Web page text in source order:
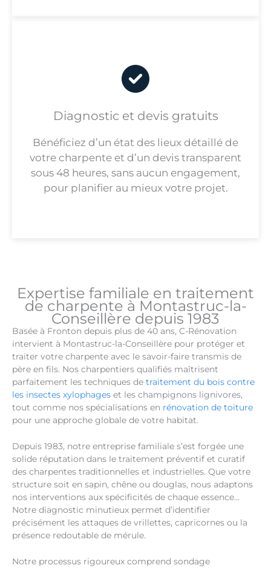
Diagnostic et devis gratuits
Bénéficiez d’un état des lieux détaillé de
votre charpente et d’un devis transparent
sous 48 heures, sans aucun engagement,
pour planifier au mieux votre projet.
Expertise familiale en traitement
de charpente à Montastruc-la-
Conseillère depuis 1983
Basée à Fronton depuis plus de 40 ans, C-Rénovation
intervient à Montastruc-la-Conseillère pour protéger et
traiter votre charpente avec le savoir-faire transmis de
père en fils. Nos charpentiers qualifiés maîtrisent
parfaitement les techniques de traitement du bois contre
les insectes xylophages et les champignons lignivores,
tout comme nos spécialisations en rénovation de toiture
pour une approche globale de votre habitat.
Depuis 1983, notre entreprise familiale s’est forgée une
solide réputation dans le traitement préventif et curatif
des charpentes traditionnelles et industrielles. Que votre
structure soit en sapin, chêne ou douglas, nous adaptons
nos interventions aux spécificités de chaque essence…
Notre diagnostic minutieux permet d’identifier
précisément les attaques de vrillettes, capricornes ou la
présence redoutable de mérule.
Notre processus rigoureux comprend sondage